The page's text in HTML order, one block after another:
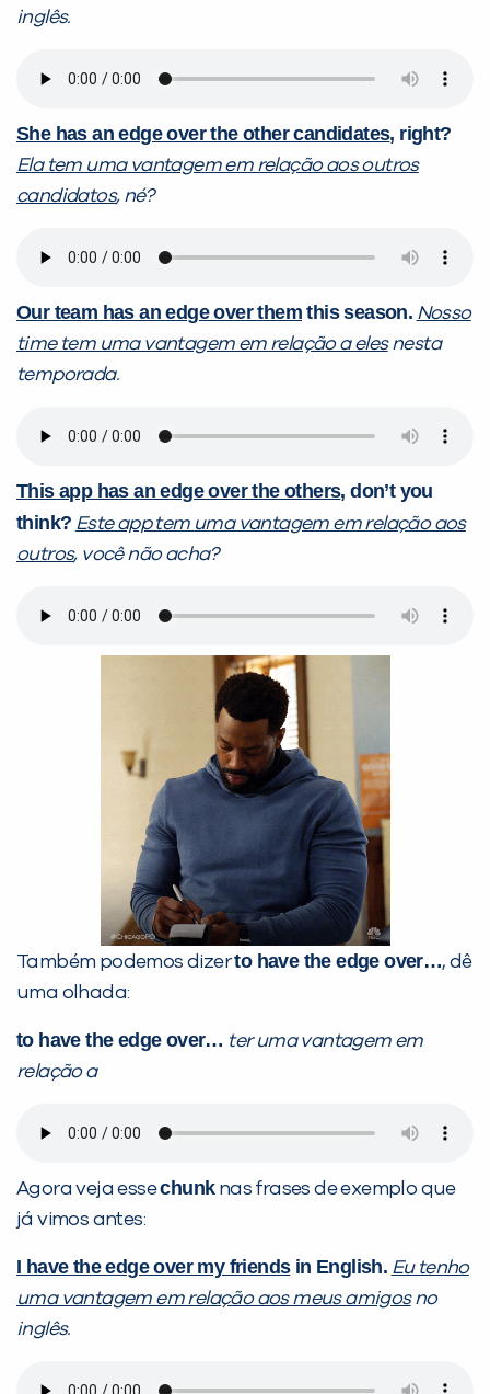
inglês.
She has an edge over the other candidates, right?
Ela tem uma vantagem em relação aos outros
candidatos, né?
Our team has an edge over them this season. Nosso
time tem uma vantagem em relação a elesnesta
temporada.
This app has an edge over the others, don’t you
think? Este app tem uma vantagem em relação aos
outros, você não acha?
Também podemos dizerto have the edge over…, dê
uma olhada:
to have the edge over… ter uma vantagem em
relação a
Agora veja essechunknas frases de exemplo que
já vimos antes:
I have the edge over my friendsin English. Eu tenho
uma vantagem em relação aos meus amigosno
inglês.